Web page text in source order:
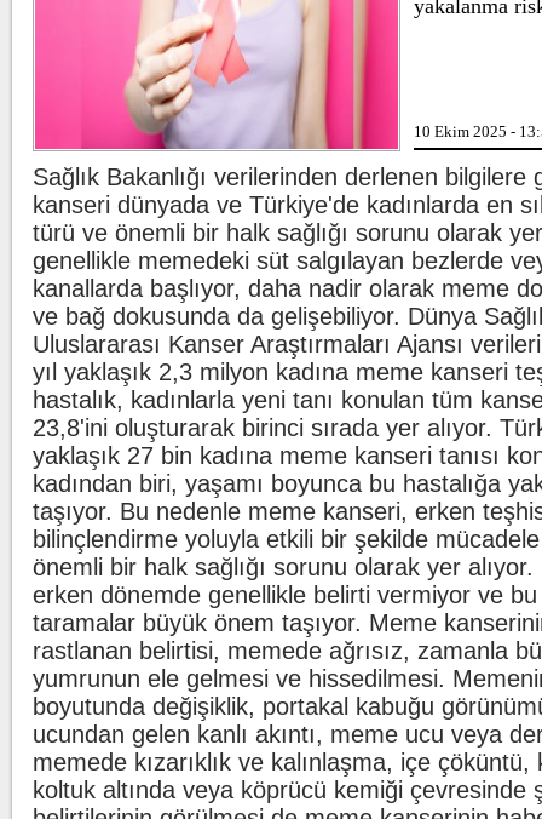
yakalanma
10 Ekim 2025 -
Sağlık Bakanlığı verilerinden derlenen bilgilere
kanseri dünyada ve Türkiye'de kadınlarda en
türü ve önemli bir halk sağlığı sorunu olarak
genellikle memedeki süt salgılayan bezlerde
kanallarda başlıyor, daha nadir olarak meme
ve bağ dokusunda da gelişebiliyor. Dünya
Uluslararası Kanser Araştırmaları Ajansı
yıl yaklaşık 2,3 milyon kadına meme kanseri
hastalık, kadınlarla yeni tanı konulan tüm
23,8'ini oluşturarak birinci sırada yer alıyor.
yaklaşık 27 bin kadına meme kanseri tanısı
kadından biri, yaşamı boyunca bu hastalığa
taşıyor. Bu nedenle meme kanseri, erken
bilinçlendirme yoluyla etkili bir şekilde
önemli bir halk sağlığı sorunu olarak yer
erken dönemde genellikle belirti vermiyor ve
taramalar büyük önem taşıyor. Meme
rastlanan belirtisi, memede ağrısız, zamanla
yumrunun ele gelmesi ve hissedilmesi.
boyutunda değişiklik, portakal kabuğu
ucundan gelen kanlı akıntı, meme ucu veya
memede kızarıklık ve kalınlaşma, içe
koltuk altında veya köprücü kemiği çevresinde
markaları ifşalamaya devam ediyor.
...
Beşiktaş'ta şok sakatlık
Beşiktaş Kulübü, futbolculardan
Wilfred Ndidi'nin ayak bileğinde
ligaman yaralanması tespit edildiğini
duyurdu.
Kılıçdaroğlu'ndan esnafa ziyaret
CHP Genel Başkanı Kemal
Kılıçdaroğlu, Ankara Ulus'ta esnaf
ziyareti yaptı. Kılıçdaroğlu'na parti
yöneticileri eşlik etti.
Bir sigara